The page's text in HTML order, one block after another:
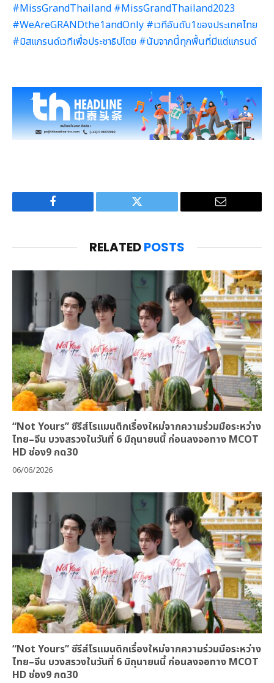
#MissGrandThailand #MissGrandThailand2023
#WeAreGRANDthe1andOnly #เวทีอันดับ1ของประเทศไทย
#มิสแกรนด์เวทีเพื่อประชาธิปไตย #นับจากนี้ทุกพื้นที่มีแต่แกรนด์
Facebook Twitter Email
RELATEDPOSTS
“Not Yours” ซีรีส์โรแมนติกเรื่องใหม่จากความร่วมมือระหว่าง
ไทย–จีน บวงสรวงในวันที่ 6 มิถุนายนนี้ ก่อนลงจอทาง MCOT
HD ช่อง9 กด30
06/06/2026
“Not Yours” ซีรีส์โรแมนติกเรื่องใหม่จากความร่วมมือระหว่าง
ไทย–จีน บวงสรวงในวันที่ 6 มิถุนายนนี้ ก่อนลงจอทาง MCOT
HD ช่อง9 กด30